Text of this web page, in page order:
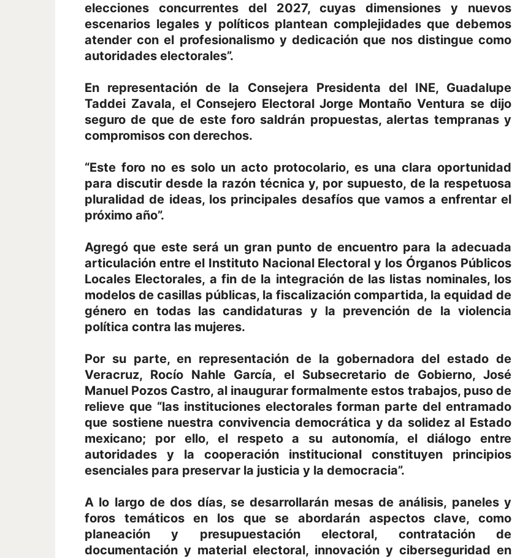
elecciones concurrentes del 2027, cuyas dimensiones y nuevos
escenarios legales y políticos plantean complejidades que debemos
atender con el profesionalismo y dedicación que nos distingue como
autoridades electorales”.
En representación de la Consejera Presidenta del INE, Guadalupe
Taddei Zavala, el Consejero Electoral Jorge Montaño Ventura se dijo
seguro de que de este foro saldrán propuestas, alertas tempranas y
compromisos con derechos.
“Este foro no es solo un acto protocolario, es una clara oportunidad
para discutir desde la razón técnica y, por supuesto, de la respetuosa
pluralidad de ideas, los principales desafíos que vamos a enfrentar el
próximo año”.
Agregó que este será un gran punto de encuentro para la adecuada
articulación entre el Instituto Nacional Electoral y los Órganos Públicos
Locales Electorales, a fin de la integración de las listas nominales, los
modelos de casillas públicas, la fiscalización compartida, la equidad de
género en todas las candidaturas y la prevención de la violencia
política contra las mujeres.
Por su parte, en representación de la gobernadora del estado de
Veracruz, Rocío Nahle García, el Subsecretario de Gobierno, José
Manuel Pozos Castro, al inaugurar formalmente estos trabajos, puso de
relieve que “las instituciones electorales forman parte del entramado
que sostiene nuestra convivencia democrática y da solidez al Estado
mexicano; por ello, el respeto a su autonomía, el diálogo entre
autoridades y la cooperación institucional constituyen principios
esenciales para preservar la justicia y la democracia”.
A lo largo de dos días, se desarrollarán mesas de análisis, paneles y
foros temáticos en los que se abordarán aspectos clave, como
planeación y presupuestación electoral, contratación de
documentación y material electoral, innovación y ciberseguridad en